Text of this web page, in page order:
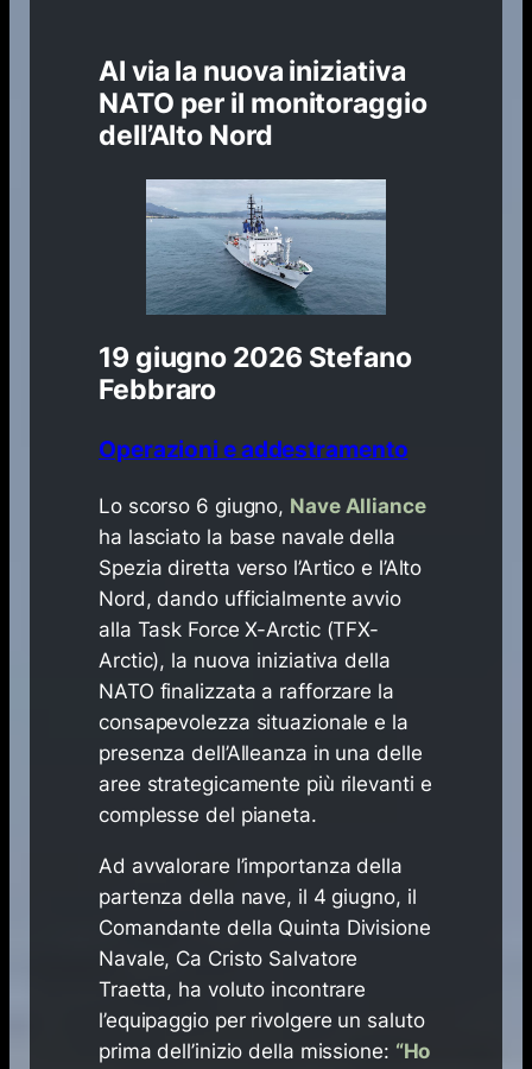
Al via la nuova iniziativa
NATO per il monitoraggio
dell’Alto Nord
19 giugno 2026 Stefano
Febbraro
Operazioni e addestramento
​Lo scorso 6 giugno, Nave Alliance
ha lasciato la base navale della
Spezia diretta verso l’Artico e l’Alto
Nord, dando ufficialmente avvio
alla Task Force X-Arctic (TFX-
Arctic), la nuova iniziativa della
NATO finalizzata a rafforzare la
consapevolezza situazionale e la
presenza dell’Alleanza in una delle
aree strategicamente più rilevanti e
complesse del pianeta.
Ad avvalorare l’importanza della
partenza della nave, il 4 giugno, il
Comandante della Quinta Divisione
Navale, Ca Cristo Salvatore
Traetta, ha voluto incontrare
l’equipaggio per rivolgere un saluto
prima dell’inizio della missione: “Ho